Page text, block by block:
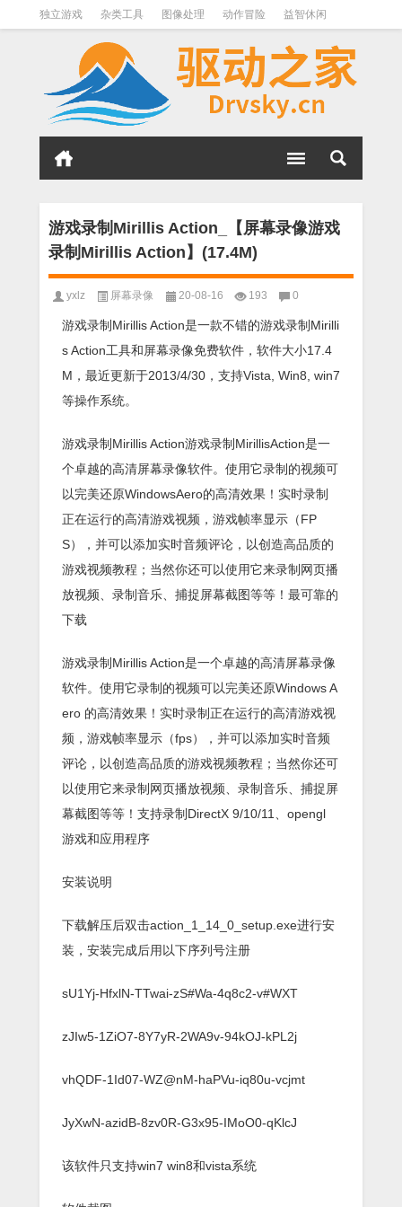
独立游戏 杂类工具 图像处理 动作冒险 益智休闲
QQ其它 下载软件 文件管理 其它
软件分类
游戏录制Mirillis Action_【屏幕录像游戏
录制Mirillis Action】(17.4M)
yxlz 屏幕录像 20-08-16 193 0
游戏录制Mirillis Action是一款不错的游戏录制Mirilli
s Action工具和屏幕录像免费软件，软件大小17.4
M，最近更新于2013/4/30，支持Vista, Win8, win7
等操作系统。
游戏录制Mirillis Action游戏录制MirillisAction是一
个卓越的高清屏幕录像软件。使用它录制的视频可
以完美还原WindowsAero的高清效果！实时录制
正在运行的高清游戏视频，游戏帧率显示（FP
S），并可以添加实时音频评论，以创造高品质的
游戏视频教程；当然你还可以使用它来录制网页播
放视频、录制音乐、捕捉屏幕截图等等！最可靠的
下载
游戏录制Mirillis Action是一个卓越的高清屏幕录像
软件。使用它录制的视频可以完美还原Windows A
ero 的高清效果！实时录制正在运行的高清游戏视
频，游戏帧率显示（fps），并可以添加实时音频
评论，以创造高品质的游戏视频教程；当然你还可
以使用它来录制网页播放视频、录制音乐、捕捉屏
幕截图等等！支持录制DirectX 9/10/11、opengl
游戏和应用程序
安装说明
下载解压后双击action_1_14_0_setup.exe进行安
装，安装完成后用以下序列号注册
sU1Yj-HfxlN-TTwai-zS#Wa-4q8c2-v#WXT
zJIw5-1ZiO7-8Y7yR-2WA9v-94kOJ-kPL2j
vhQDF-1Id07-WZ@nM-haPVu-iq80u-vcjmt
JyXwN-azidB-8zv0R-G3x95-IMoO0-qKlcJ
该软件只支持win7 win8和vista系统